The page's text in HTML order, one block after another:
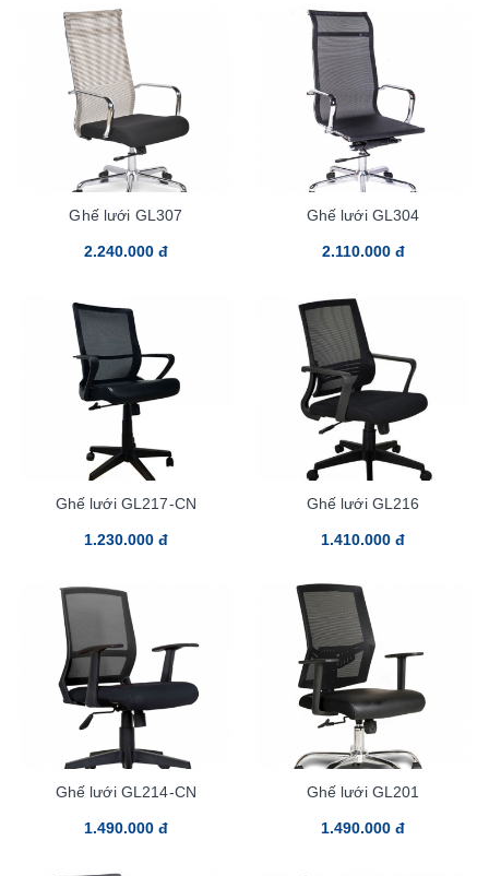
Ghế lưới GL307
2.240.000 đ
Ghế lưới GL304
2.110.000 đ
Ghế lưới GL217-CN
1.230.000 đ
Ghế lưới GL216
1.410.000 đ
Ghế lưới GL214-CN
1.490.000 đ
Ghế lưới GL201
1.490.000 đ